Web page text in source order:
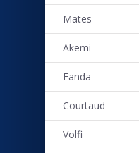
Mates
Akemi
Fanda
Courtaud
Volfi